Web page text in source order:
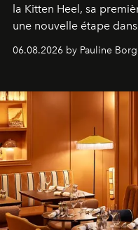
la Kitten Heel, sa
une nouvelle étape
06.08.2026 by Pauline